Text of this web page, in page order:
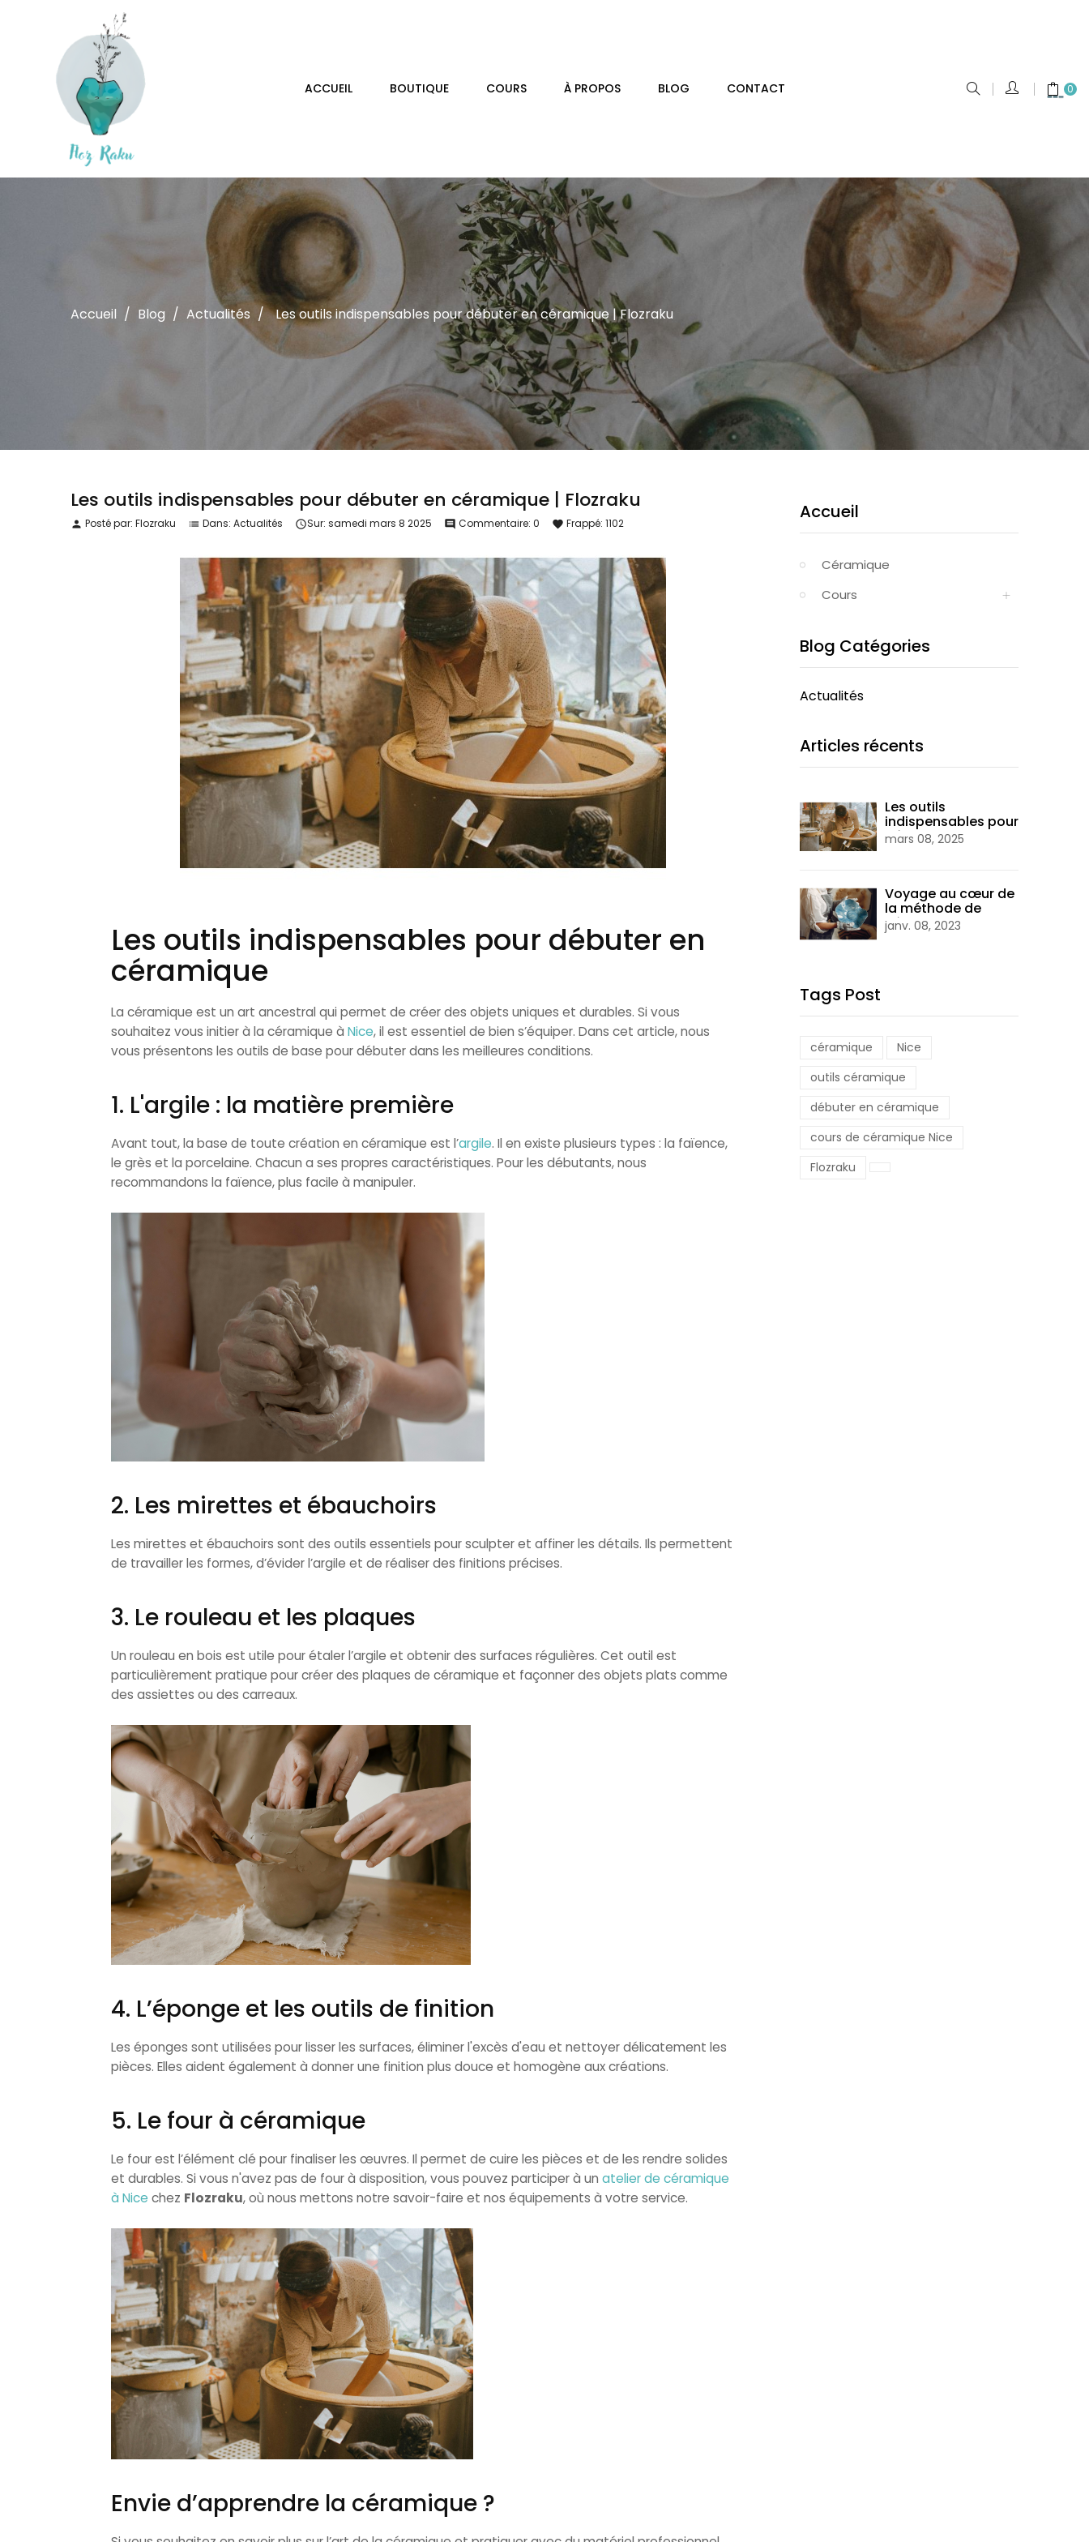
ACCUEIL BOUTIQUE COURS À PROPOS BLOG CONTACT 0
Accueil Blog Actualités Les outils indispensables pour débuter en céramique | Flozraku
Les outils indispensables pour débuter en céramique | Flozraku
person Posté par: Flozraku list Dans: Actualités Sur: samedi mars 8 2025 comment Commentaire: 0 favorite Frappé: 1102
Les outils indispensables pour débuter en
céramique
La céramique est un art ancestral qui permet de créer des objets uniques et durables. Si vous
souhaitez vous initier à la céramique à Nice, il est essentiel de bien s’équiper. Dans cet article, nous
vous présentons les outils de base pour débuter dans les meilleures conditions.
1. L'argile : la matière première
Avant tout, la base de toute création en céramique est l’argile. Il en existe plusieurs types : la faïence,
le grès et la porcelaine. Chacun a ses propres caractéristiques. Pour les débutants, nous
recommandons la faïence, plus facile à manipuler.
2. Les mirettes et ébauchoirs
Les mirettes et ébauchoirs sont des outils essentiels pour sculpter et affiner les détails. Ils permettent
de travailler les formes, d’évider l’argile et de réaliser des finitions précises.
3. Le rouleau et les plaques
Un rouleau en bois est utile pour étaler l’argile et obtenir des surfaces régulières. Cet outil est
particulièrement pratique pour créer des plaques de céramique et façonner des objets plats comme
des assiettes ou des carreaux.
4. L’éponge et les outils de finition
Les éponges sont utilisées pour lisser les surfaces, éliminer l'excès d'eau et nettoyer délicatement les
pièces. Elles aident également à donner une finition plus douce et homogène aux créations.
5. Le four à céramique
Le four est l’élément clé pour finaliser les œuvres. Il permet de cuire les pièces et de les rendre solides
et durables. Si vous n'avez pas de four à disposition, vous pouvez participer à un atelier de céramique
à Nice chez Flozraku, où nous mettons notre savoir-faire et nos équipements à votre service.
Envie d’apprendre la céramique ?
Accueil
Céramique
Cours
Blog Catégories
Actualités
Articles récents
Les outils
indispensables pour
débuter en
céramique |
mars 08, 2025
Voyage au cœur de
la méthode de
céramique raku
avec Flozraku,
janv. 08, 2023
Tags Post
céramique
Nice
outils céramique
débuter en céramique
cours de céramique Nice
Flozraku